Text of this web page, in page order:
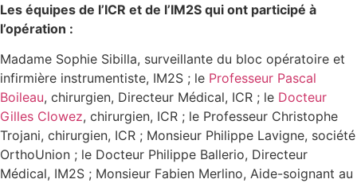
Les équipes de l’ICR et de l’IM2S qui ont participé à
l’opération :
Madame Sophie Sibilla, surveillante du bloc opératoire et
infirmière instrumentiste, IM2S ; le Professeur Pascal
Boileau, chirurgien, Directeur Médical, ICR ; le Docteur
Gilles Clowez, chirurgien, ICR ; le Professeur Christophe
Trojani, chirurgien, ICR ; Monsieur Philippe Lavigne, société
OrthoUnion ; le Docteur Philippe Ballerio, Directeur
Médical, IM2S ; Monsieur Fabien Merlino, Aide-soignant au